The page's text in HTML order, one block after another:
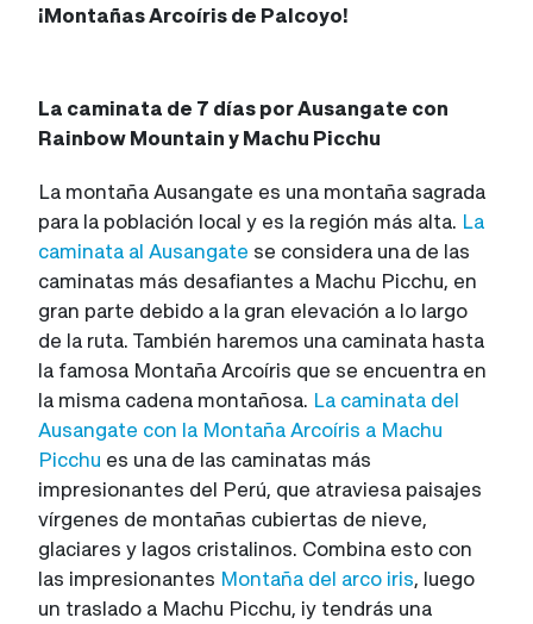
¡Montañas Arcoíris de Palcoyo!
La caminata de 7 días por Ausangate con
Rainbow Mountain y Machu Picchu
La montaña Ausangate es una montaña sagrada
para la población local y es la región más alta. La
caminata al Ausangate se considera una de las
caminatas más desafiantes a Machu Picchu, en
gran parte debido a la gran elevación a lo largo
de la ruta. También haremos una caminata hasta
la famosa Montaña Arcoíris que se encuentra en
la misma cadena montañosa. La caminata del
Ausangate con la Montaña Arcoíris a Machu
Picchu es una de las caminatas más
impresionantes del Perú, que atraviesa paisajes
vírgenes de montañas cubiertas de nieve,
glaciares y lagos cristalinos. Combina esto con
las impresionantes Montaña del arco iris, luego
un traslado a Machu Picchu, ¡y tendrás una